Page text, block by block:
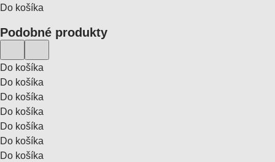
Do košíka
Podobné produkty
Do košíka
Do košíka
Do košíka
Do košíka
Do košíka
Do košíka
Do košíka